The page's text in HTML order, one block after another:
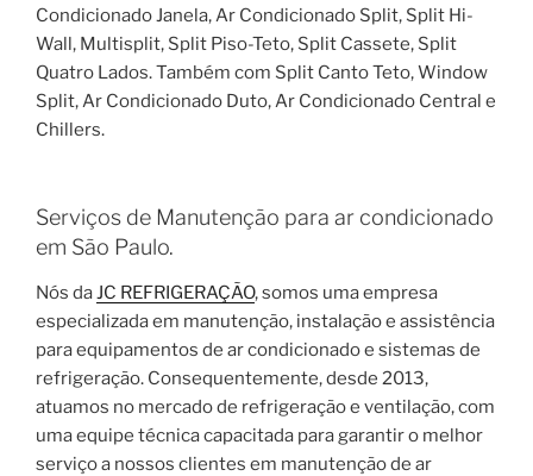
Condicionado Janela, Ar Condicionado Split, Split Hi-
Wall, Multisplit, Split Piso-Teto, Split Cassete, Split
Quatro Lados. Também com Split Canto Teto, Window
Split, Ar Condicionado Duto, Ar Condicionado Central e
Chillers.
Serviços de Manutenção para ar condicionado
em São Paulo.
Nós daJC REFRIGERAÇÃO, somos uma empresa
especializada em manutenção, instalação e assistência
para equipamentos de ar condicionado e sistemas de
refrigeração. Consequentemente, desde 2013,
atuamos no mercado de refrigeração e ventilação, com
uma equipe técnica capacitada para garantir o melhor
serviço a nossos clientes em manutenção de ar